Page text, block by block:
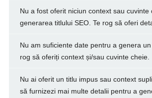
Nu a fost oferit niciun context sau cuvinte
generarea titlului SEO. Te rog să oferi
Nu am suficiente date pentru a genera
rog să oferiți context și/sau cuvinte cheie.
Nu ai oferit un titlu impus sau context
să furnizezi mai multe detalii pentru a